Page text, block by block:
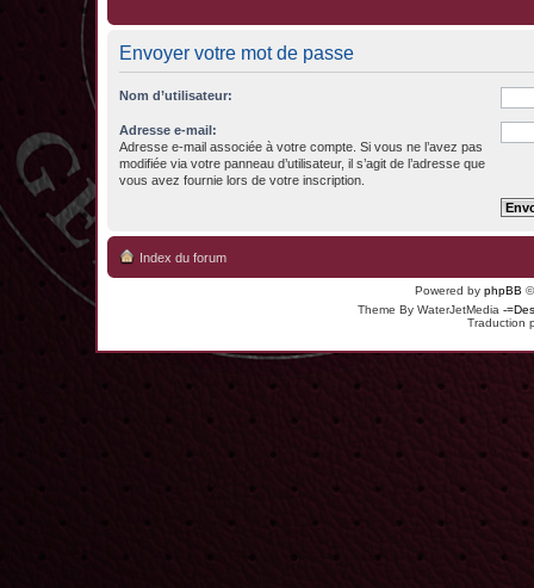
Envoyer votre mot de passe
Nom d’utilisateur:
Adresse e-mail:
Adresse e-mail associée à votre compte. Si vous ne l’avez pas
modifiée via votre panneau d’utilisateur, il s’agit de l’adresse que
vous avez fournie lors de votre inscription.
Index du forum
Powered by phpBB
Theme By WaterJetMedia -
Traduction